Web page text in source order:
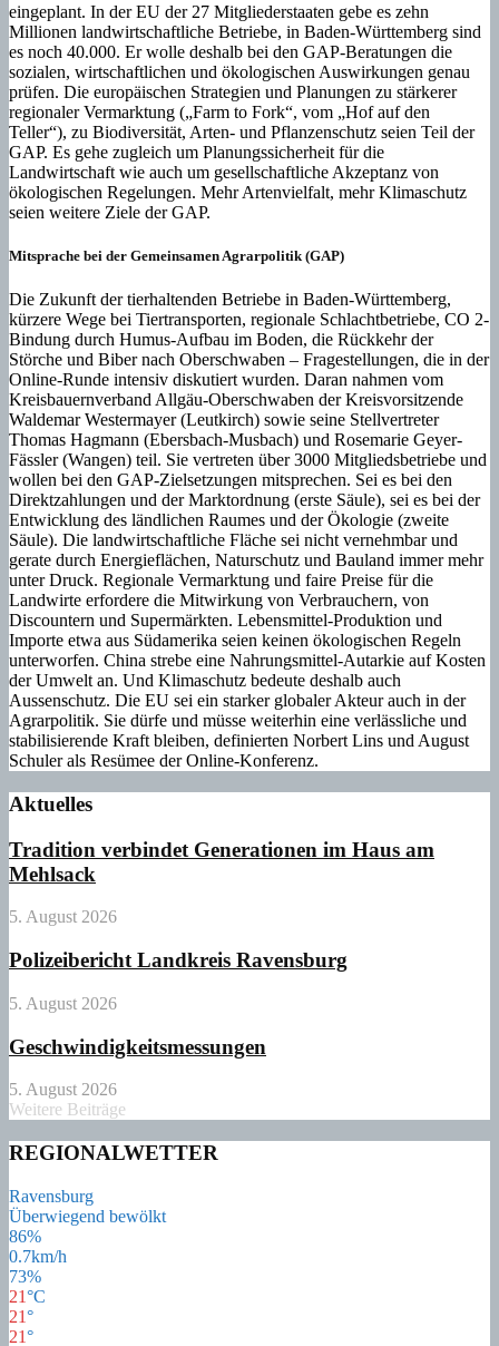
eingeplant. In der EU der 27 Mitgliederstaaten gebe es zehn
Millionen landwirtschaftliche Betriebe, in Baden-Württemberg sind
es noch 40.000. Er wolle deshalb bei den GAP-Beratungen die
sozialen, wirtschaftlichen und ökologischen Auswirkungen genau
prüfen. Die europäischen Strategien und Planungen zu stärkerer
regionaler Vermarktung („Farm to Fork“, vom „Hof auf den
Teller“), zu Biodiversität, Arten- und Pflanzenschutz seien Teil der
GAP. Es gehe zugleich um Planungssicherheit für die
Landwirtschaft wie auch um gesellschaftliche Akzeptanz von
ökologischen Regelungen. Mehr Artenvielfalt, mehr Klimaschutz
seien weitere Ziele der GAP.
Mitsprache bei der Gemeinsamen Agrarpolitik (GAP)
Die Zukunft der tierhaltenden Betriebe in Baden-Württemberg,
kürzere Wege bei Tiertransporten, regionale Schlachtbetriebe, CO 2-
Bindung durch Humus-Aufbau im Boden, die Rückkehr der
Störche und Biber nach Oberschwaben – Fragestellungen, die in der
Online-Runde intensiv diskutiert wurden. Daran nahmen vom
Kreisbauernverband Allgäu-Oberschwaben der Kreisvorsitzende
Waldemar Westermayer (Leutkirch) sowie seine Stellvertreter
Thomas Hagmann (Ebersbach-Musbach) und Rosemarie Geyer-
Fässler (Wangen) teil. Sie vertreten über 3000 Mitgliedsbetriebe und
wollen bei den GAP-Zielsetzungen mitsprechen. Sei es bei den
Direktzahlungen und der Marktordnung (erste Säule), sei es bei der
Entwicklung des ländlichen Raumes und der Ökologie (zweite
Säule). Die landwirtschaftliche Fläche sei nicht vernehmbar und
gerate durch Energieflächen, Naturschutz und Bauland immer mehr
unter Druck. Regionale Vermarktung und faire Preise für die
Landwirte erfordere die Mitwirkung von Verbrauchern, von
Discountern und Supermärkten. Lebensmittel-Produktion und
Importe etwa aus Südamerika seien keinen ökologischen Regeln
unterworfen. China strebe eine Nahrungsmittel-Autarkie auf Kosten
der Umwelt an. Und Klimaschutz bedeute deshalb auch
Aussenschutz. Die EU sei ein starker globaler Akteur auch in der
Agrarpolitik. Sie dürfe und müsse weiterhin eine verlässliche und
stabilisierende Kraft bleiben, definierten Norbert Lins und August
Schuler als Resümee der Online-Konferenz.
Aktuelles
Tradition verbindet Generationen im Haus am
Mehlsack
5. August 2026
Polizeibericht Landkreis Ravensburg
5. August 2026
Geschwindigkeitsmessungen
5. August 2026
Weitere Beiträge
REGIONALWETTER
Ravensburg
Überwiegend bewölkt
86%
0.7km/h
73%
21°C
21°
21°